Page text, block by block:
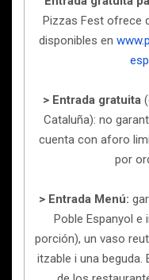
Pizzas Fest ofrece
disponibles en
> Entrada gratuita
Cataluña): no
cuenta con aforo
por
> Entrada Menú:
Poble Espanyol e
porción), un vaso
itzable i una beguda.